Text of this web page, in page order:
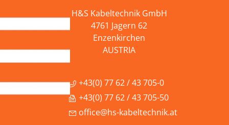
H&S Kabeltechnik GmbH
4761 Jagern 62
Enzenkirchen
AUSTRIA
+43(0) 77 62 / 43 705-0
+43(0) 77 62 / 43 705-50
office@hs-kabeltechnik.at